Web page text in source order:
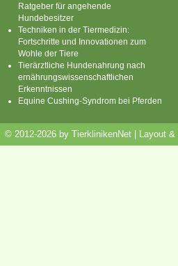
Ratgeber für angehende
Hundebesitzer
Techniken in der Tiermedizin:
Fortschritte und Innovationen zum
Wohle der Tiere
Tierärztliche Hundenahrung nach
ernährungswissenschaftlichen
Erkenntnissen
Equine Cushing-Syndrom bei Pferden
© 2012-2026 by TierklinikenNet | Layout &